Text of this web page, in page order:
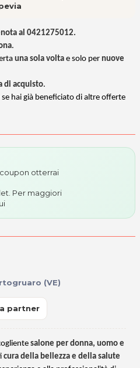
al 0421275012.
.
una sola volta e solo per nuove
di acquisto.
hai già beneficiato di altre offerte
otterrai
Per maggiori
(VE)
partner
salone per donna, uomo e
cura della bellezza e della salute